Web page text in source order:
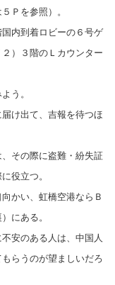
Ｐを参照）。
内到着ロビーの６号ゲ
）３階のＬカウンター
う。
け出て、吉報を待つほ
その際に盗難・紛失証
役立つ。
かい、虹橋空港ならＢ
にある。
安のある人は、中国人
らうのが望ましいだろ